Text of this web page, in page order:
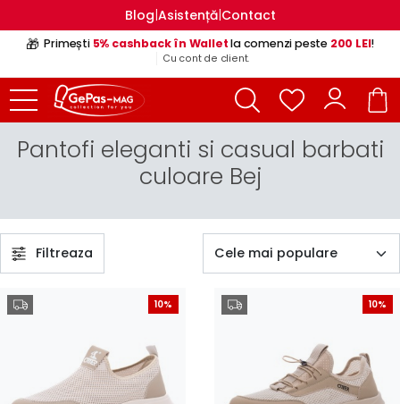
Blog|Asistență|Contact
🎁 Primești 5% cashback în Walletla comenzi peste 200 LEI!
Cu cont de client.
Pantofi eleganti si casual barbati
culoare Bej
Filtreaza
10% 10%